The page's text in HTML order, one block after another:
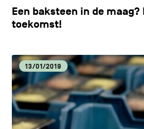
Een baksteen in de maag?
toekomst!
13/01/2019